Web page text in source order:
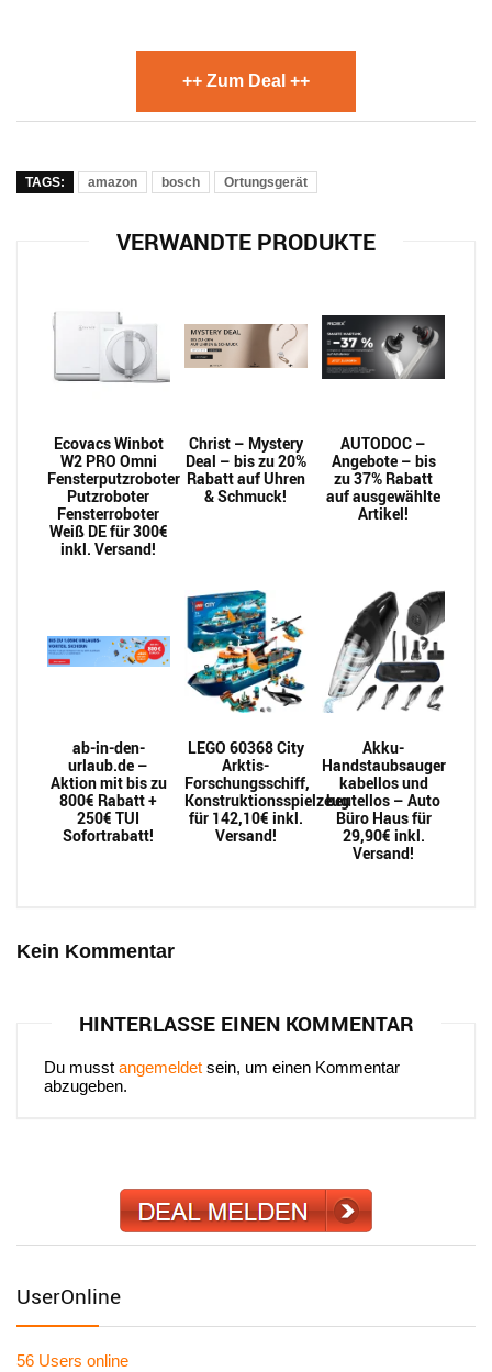
++ Zum Deal ++
TAGS: amazon bosch Ortungsgerät
VERWANDTE PRODUKTE
Ecovacs Winbot
W2 PRO Omni
Fensterputzroboter
Putzroboter
Fensterroboter
Weiß DE für 300€
inkl. Versand!
Christ – Mystery
Deal – bis zu 20%
Rabatt auf Uhren
& Schmuck!
AUTODOC –
Angebote – bis
zu 37% Rabatt
auf ausgewählte
Artikel!
ab-in-den-
urlaub.de –
Aktion mit bis zu
800€ Rabatt +
250€ TUI
Sofortrabatt!
LEGO 60368 City
Arktis-
Forschungsschiff,
Konstruktionsspielzeug
für 142,10€ inkl.
Versand!
Akku-
Handstaubsauger
kabellos und
beutellos – Auto
Büro Haus für
29,90€ inkl.
Versand!
Kein Kommentar
HINTERLASSE EINEN KOMMENTAR
Du musst angemeldet sein, um einen Kommentar
abzugeben.
UserOnline
56 Users online